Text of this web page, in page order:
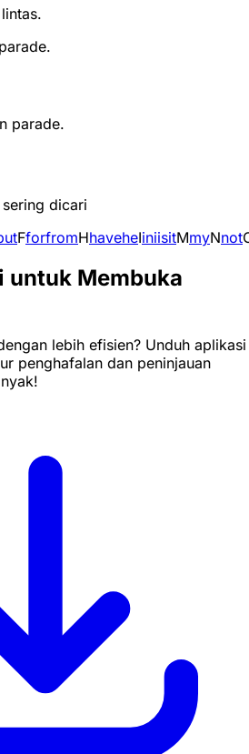
parade.
dicari
FforfromHhaveheIiniisitMmyNnot
untuk Membuka
lebih efisien? Unduh aplikasi
penghafalan dan peninjauan